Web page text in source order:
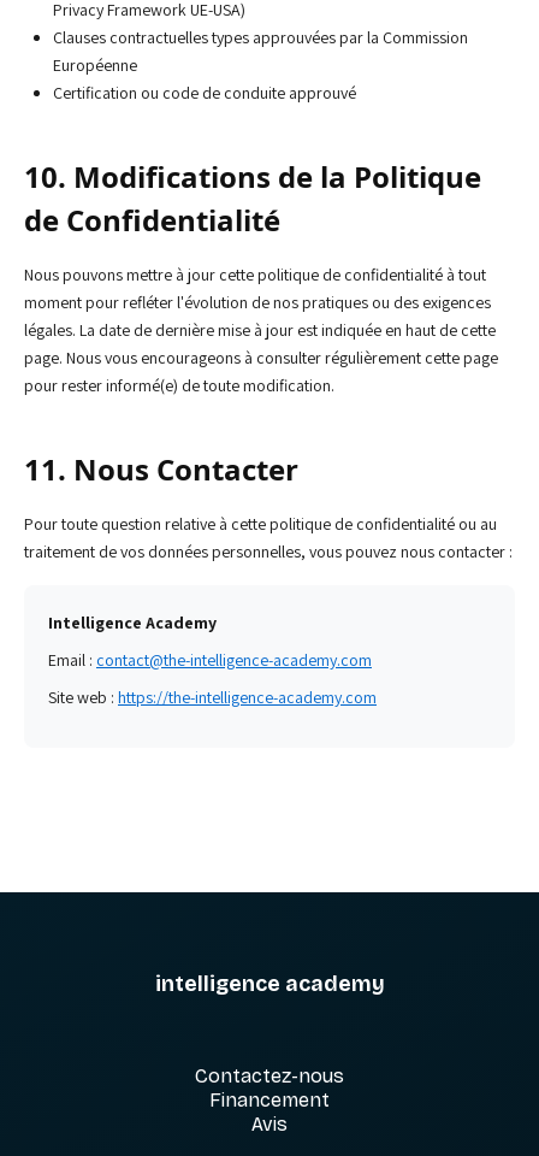
Privacy Framework UE-USA)
Clauses contractuelles types approuvées par la Commission
Européenne
Certification ou code de conduite approuvé
10. Modifications de la Politique
de Confidentialité
Nous pouvons mettre à jour cette politique de confidentialité à tout
moment pour refléter l'évolution de nos pratiques ou des exigences
légales. La date de dernière mise à jour est indiquée en haut de cette
page. Nous vous encourageons à consulter régulièrement cette page
pour rester informé(e) de toute modification.
11. Nous Contacter
Pour toute question relative à cette politique de confidentialité ou au
traitement de vos données personnelles, vous pouvez nous contacter :
Intelligence Academy
Email : contact@the-intelligence-academy.com
Site web : https://the-intelligence-academy.com
intelligence academy
Contactez-nous
Financement
Avis